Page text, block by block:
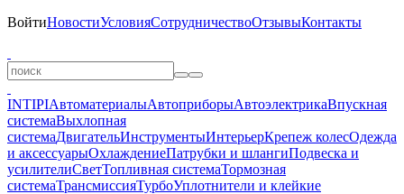
ВойтиНовостиУсловияСотрудничествоОтзывыКонтакты
INTIPIАвтоматериалыАвтоприборыАвтоэлектрикаВпускная
системаВыхлопная
системаДвигательИнструментыИнтерьерКрепеж колесОдежда
и аксессуарыОхлаждениеПатрубки и шлангиПодвеска и
усилителиСветТопливная системаТормозная
системаТрансмиссияТурбоУплотнители и клейкие